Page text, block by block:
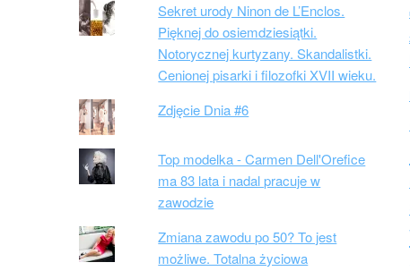
Sekret urody Ninon de L’Enclos.
Pięknej do osiemdziesiątki.
Notorycznej kurtyzany. Skandalistki.
Cenionej pisarki i filozofki XVII wieku.
Zdjęcie Dnia #6
Top modelka - Carmen Dell'Orefice
ma 83 lata i nadal pracuje w
zawodzie
Zmiana zawodu po 50? To jest
możliwe. Totalna życiowa